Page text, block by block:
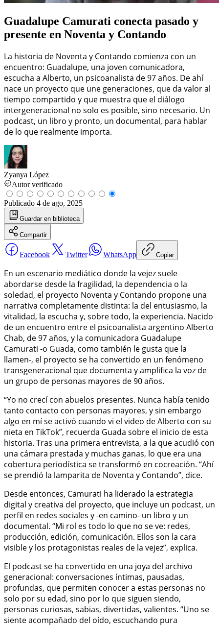
Guadalupe Camurati conecta pasado y
presente en Noventa y Contando
La historia de Noventa y Contando comienza con un
encuentro: Guadalupe, una joven comunicadora,
escucha a Alberto, un psicoanalista de 97 años. De ahí
nace un proyecto que une generaciones, que da valor al
tiempo compartido y que muestra que el diálogo
intergeneracional no solo es posible, sino necesario. Un
podcast, un libro y pronto, un documental, para hablar
de lo que realmente importa.
Zyanya López
Autor verificado
Publicado 4 de ago, 2025
Guardar en biblioteca
Compartir
Facebook Twitter WhatsApp Copiar
En un escenario mediático donde la vejez suele
abordarse desde la fragilidad, la dependencia o la
soledad, el proyecto Noventa y Contando propone una
narrativa completamente distinta: la del entusiasmo, la
vitalidad, la escucha y, sobre todo, la experiencia. Nacido
de un encuentro entre el psicoanalista argentino Alberto
Chab, de 97 años, y la comunicadora Guadalupe
Camurati -o Guada, como también le gusta que la
llamen-, el proyecto se ha convertido en un fenómeno
transgeneracional que documenta y amplifica la voz de
un grupo de personas mayores de 90 años.
“Yo no crecí con abuelos presentes. Nunca había tenido
tanto contacto con personas mayores, y sin embargo
algo en mí se activó cuando vi el video de Alberto con su
nieta en TikTok”, recuerda Guada sobre el inicio de esta
historia. Tras una primera entrevista, a la que acudió con
una cámara prestada y muchas ganas, lo que era una
cobertura periodística se transformó en cocreación. “Ahí
se prendió la lamparita de Noventa y Contando”, dice.
Desde entonces, Camurati ha liderado la estrategia
digital y creativa del proyecto, que incluye un podcast, un
perfil en redes sociales y -en camino- un libro y un
documental. “Mi rol es todo lo que no se ve: redes,
producción, edición, comunicación. Ellos son la cara
visible y los protagonistas reales de la vejez”, explica.
El podcast se ha convertido en una joya del archivo
generacional: conversaciones íntimas, pausadas,
profundas, que permiten conocer a estas personas no
solo por su edad, sino por lo que siguen siendo,
personas curiosas, sabias, divertidas, valientes. “Uno se
siente acompañado del oído, escuchando pura